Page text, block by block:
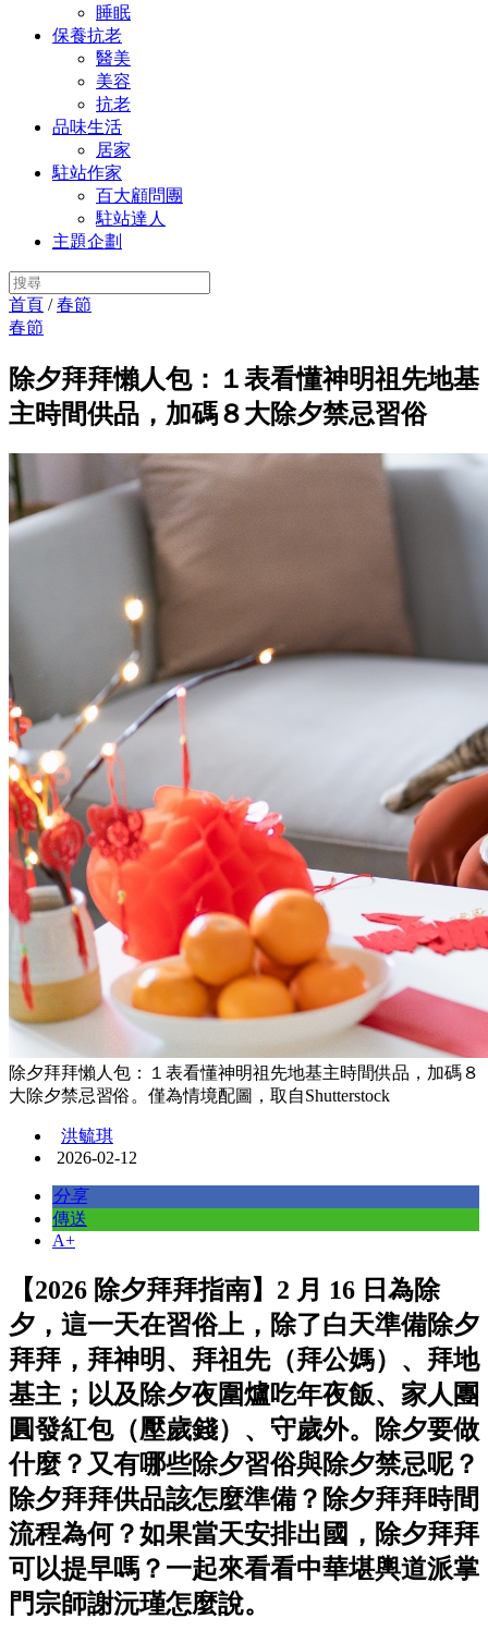
睡眠
保養抗老
醫美
美容
抗老
品味生活
居家
駐站作家
百大顧問團
駐站達人
主題企劃
首頁 /春節
春節
除夕拜拜懶人包：１表看懂神明祖先地基
主時間供品，加碼８大除夕禁忌習俗
除夕拜拜懶人包：１表看懂神明祖先地基主時間供品，加碼８
大除夕禁忌習俗。僅為情境配圖，取自Shutterstock
洪毓琪
2026-02-12
分享
傳送
A+
【2026 除夕拜拜指南】2 月 16 日為除
夕，這一天在習俗上，除了白天準備除夕
拜拜，拜神明、拜祖先（拜公媽）、拜地
基主；以及除夕夜圍爐吃年夜飯、家人團
圓發紅包（壓歲錢）、守歲外。除夕要做
什麼？又有哪些除夕習俗與除夕禁忌呢？
除夕拜拜供品該怎麼準備？除夕拜拜時間
流程為何？如果當天安排出國，除夕拜拜
可以提早嗎？一起來看看中華堪輿道派掌
門宗師謝沅瑾怎麼說。